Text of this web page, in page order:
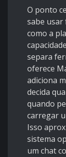
O ponto
sabe usar
como a
separa
oferece
adiciona
decida
quando
carregar
Isso
sistema
um chat